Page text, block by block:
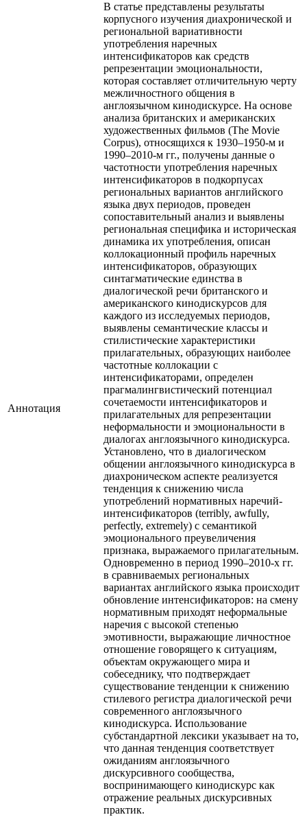
Аннотация
В статье представлены результаты
корпусного изучения диахронической и
региональной вариативности
употребления наречных
интенсификаторов как средств
репрезентации эмоциональности,
которая составляет отличительную черту
межличностного общения в
англоязычном кинодискурсе. На основе
анализа британских и американских
художественных фильмов (The Movie
Corpus), относящихся к 1930–1950-м и
1990–2010-м гг., получены данные о
частотности употребления наречных
интенсификаторов в подкорпусах
региональных вариантов английского
языка двух периодов, проведен
сопоставительный анализ и выявлены
региональная специфика и историческая
динамика их употребления, описан
коллокационный профиль наречных
интенсификаторов, образующих
синтагматические единства в
диалогической речи британского и
американского кинодискурсов для
каждого из исследуемых периодов,
выявлены семантические классы и
стилистические характеристики
прилагательных, образующих наиболее
частотные коллокации с
интенсификаторами, определен
прагмалингвистический потенциал
сочетаемости интенсификаторов и
прилагательных для репрезентации
неформальности и эмоциональности в
диалогах англоязычного кинодискурса.
Установлено, что в диалогическом
общении англоязычного кинодискурса в
диахроническом аспекте реализуется
тенденция к снижению числа
употреблений нормативных наречий-
интенсификаторов (terribly, awfully,
perfectly, extremely) с семантикой
эмоционального преувеличения
признака, выражаемого прилагательным.
Одновременно в период 1990–2010-х гг.
в сравниваемых региональных
вариантах английского языка происходит
обновление интенсификаторов: на смену
нормативным приходят неформальные
наречия с высокой степенью
эмотивности, выражающие личностное
отношение говорящего к ситуациям,
объектам окружающего мира и
собеседнику, что подтверждает
существование тенденции к снижению
стилевого регистра диалогической речи
современного англоязычного
кинодискурса. Использование
субстандартной лексики указывает на то,
что данная тенденция соответствует
ожиданиям англоязычного
дискурсивного сообщества,
воспринимающего кинодискурс как
отражение реальных дискурсивных
практик.